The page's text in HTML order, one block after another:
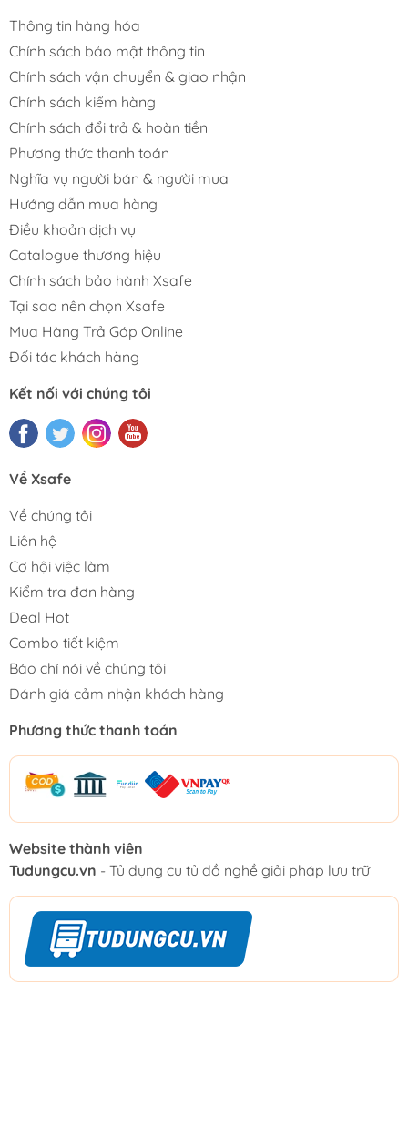
Thông tin hàng hóa
Chính sách bảo mật thông tin
Chính sách vận chuyển & giao nhận
Chính sách kiểm hàng
Chính sách đổi trả & hoàn tiền
Phương thức thanh toán
Nghĩa vụ người bán & người mua
Hướng dẫn mua hàng
Điều khoản dịch vụ
Catalogue thương hiệu
Chính sách bảo hành Xsafe
Tại sao nên chọn Xsafe
Mua Hàng Trả Góp Online
Đối tác khách hàng
Kết nối với chúng tôi
Về Xsafe
Về chúng tôi
Liên hệ
Cơ hội việc làm
Kiểm tra đơn hàng
Deal Hot
Combo tiết kiệm
Báo chí nói về chúng tôi
Đánh giá cảm nhận khách hàng
Phương thức thanh toán
Website thành viên
Tudungcu.vn - Tủ dụng cụ tủ đồ nghề giải pháp lưu trữ